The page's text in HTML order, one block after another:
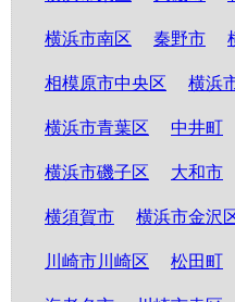
横浜市南区 秦野市
相模原市中央区 横浜
横浜市青葉区 中井町
横浜市磯子区 大和市
横須賀市 横浜市金沢
川崎市川崎区 松田町